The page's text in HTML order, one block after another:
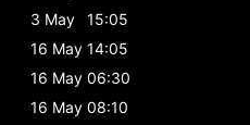
3 May
15:05
16 May 14:05
16 May 06:30
16 May 08:10